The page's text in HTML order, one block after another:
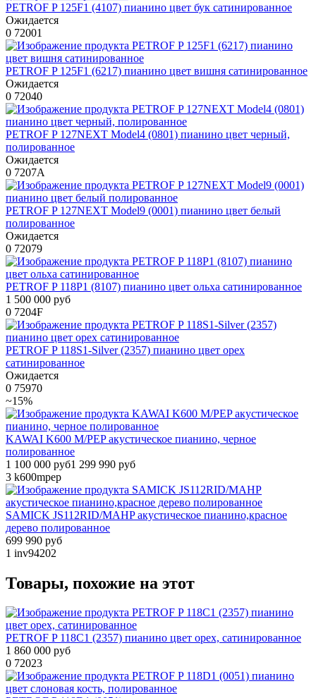
PETROF P 125F1 (4107) пианино цвет бук сатинированное
Ожидается
0 72001
PETROF P 125F1 (6217) пианино цвет вишня сатинированное
Ожидается
0 72040
PETROF P 127NEXT Model4 (0801) пианино цвет черный,
полированное
Ожидается
0 7207A
PETROF P 127NEXT Model9 (0001) пианино цвет белый
полированное
Ожидается
0 72079
PETROF P 118P1 (8107) пианино цвет ольха сатинированное
1 500 000 руб
0 7204F
PETROF P 118S1-Silver (2357) пианино цвет орех
сатинированное
Ожидается
0 75970
~15%
KAWAI K600 M/PEP акустическое пианино, черное
полированное
1 100 000 руб1 299 990 руб
3 k600mpep
SAMICK JS112RID/MAHP акустическое пианино,красное
дерево полированное
699 990 руб
1 inv94202
Товары, похожие на этот
PETROF P 118C1 (2357) пианино цвет орех, сатинированное
1 860 000 руб
0 72023